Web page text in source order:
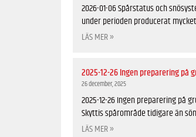
2026-01-06 Spårstatus och
under perioden producerat
LÄS MER »
2025-12-26 Ingen preparering på
26 december, 2025
2025-12-26 Ingen preparering på
Skyttis spårområde tidigare än
LÄS MER »